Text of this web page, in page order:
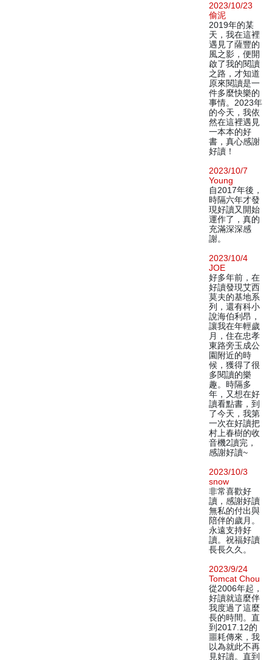
2023/10/23
偷泥
2019年的某
天，我在這裡
遇見了薩豐的
風之影，便開
啟了我的閱讀
之路，才知道
原來閱讀是一
件多麼快樂的
事情。2023年
的今天，我依
然在這裡遇見
一本本的好
書，真心感謝
好讀！
2023/10/7
Young
自2017年後，
時隔六年才發
現好讀又開始
運作了，真的
充滿深深感
謝。
2023/10/4
JOE
好多年前，在
好讀發現艾西
莫夫的基地系
列，還有科小
說海伯利昂，
讓我在年輕歲
月，住在忠孝
東路旁玉成公
園附近的時
候，獲得了很
多閱讀的樂
趣。時隔多
年，又想在好
讀看點書，到
了今天，我第
一次在好讀把
村上春樹的收
音機2讀完，
感謝好讀~
2023/10/3
snow
非常喜歡好
讀，感謝好讀
無私的付出與
陪伴的歲月。
永遠支持好
讀。祝福好讀
長長久久。
2023/9/24
Tomcat Chou
從2006年起，
好讀就這麼伴
我度過了這麼
長的時間。直
到2017.12的
噩耗傳來，我
以為就此不再
見好讀。直到